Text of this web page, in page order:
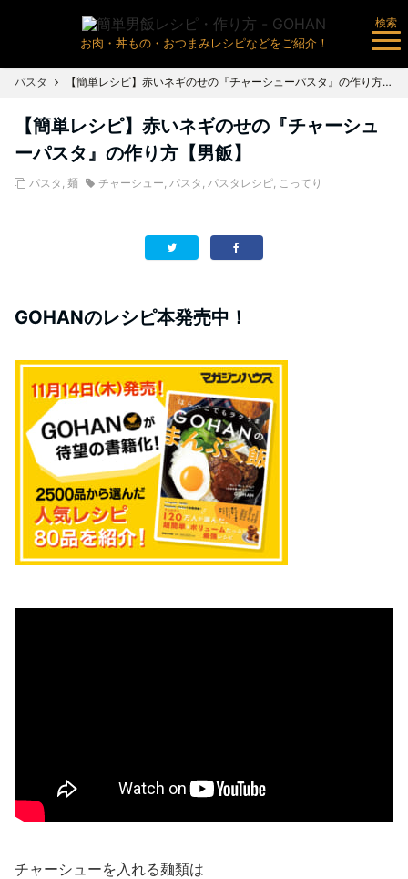
お肉・丼もの・おつまみレシピなどをご紹介！
検索
パスタ 【簡単レシピ】赤いネギのせの『チャーシューパスタ』の作り方【男飯】
【簡単レシピ】赤いネギのせの『チャーシュ
ーパスタ』の作り方【男飯】
パスタ , 麺 チャーシュー, パスタ , パスタレシピ, こってり
GOHANのレシピ本発売中！
チャーシューを入れる麺類は